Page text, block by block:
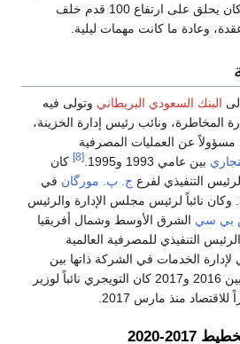
عامي 1990 و1991، حيث كان يحلق على ارتفاع 100 قدم خلف
البنك السعودي البريطاني وتولى فيه
المخاطرة، ونائب رئيس إدارة الخزينة،
مسؤولاً عن العمليات المصرفية
بين عامي 1993 و1995. [8]
كان
التنفيذي لفرع ج. پ. مورگان في
السعودية بين 2007 و2010. وكان نائباً لرئيس مجلس الإدارة والرئيس
بي سي الشرق الأوسط وشمال أفريقيا
بين 2013 و2016، والرئيس التنفيذي للمصرفية العالمية
لإدارة الخدمات في الشركة ذاتها بين
2010 و2014. وفي الفترة بين 2016 و2017 كان التويجري نائباً لوزير
منذ مارس 2017.
2020